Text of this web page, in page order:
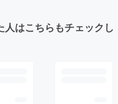
はこちらもチェックし